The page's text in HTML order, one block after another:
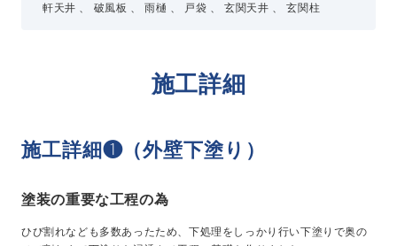
軒天井 、 破風板 、 雨樋 、 戸袋 、 玄関天井 、 玄関柱
施工詳細
施工詳細❶（外壁下塗り）
塗装の重要な工程の為
ひび割れなども多数あったため、下処理をしっかり行い下塗りで奥の